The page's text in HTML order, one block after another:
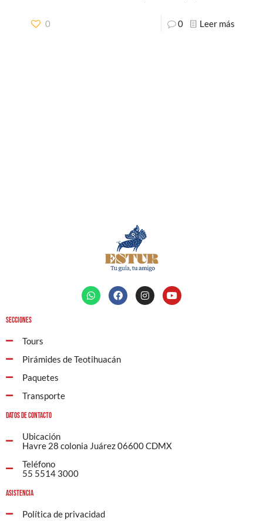
0 0 Leer más
Secciones
Tours
Pirámides de Teotihuacán
Paquetes
Transporte
Datos de contacto
Ubicación
Havre 28 colonia Juárez 06600 CDMX
Teléfono
55 5514 3000
Asistencia
Política de privacidad